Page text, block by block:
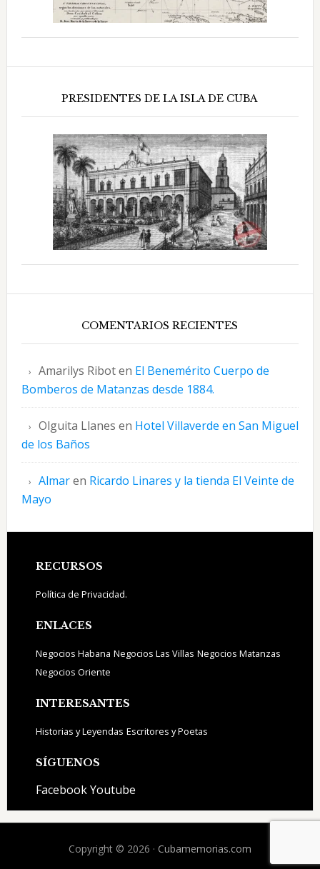
PRESIDENTES DE LA ISLA DE CUBA
COMENTARIOS RECIENTES
Amarilys Riboten El Benemérito Cuerpo de
Bomberos de Matanzas desde 1884.
Olguita Llanes en Hotel Villaverde en San Miguel
de los Baños
Almaren Ricardo Linares y la tienda El Veinte de
Mayo
Footer
RECURSOS
Política de Privacidad.
ENLACES
Negocios Habana Negocios Las Villas Negocios Matanzas
Negocios Oriente
INTERESANTES
Historias y Leyendas Escritores y Poetas
SÍGUENOS
FacebookYoutube
Copyright © 2026 · Cubamemorias.com